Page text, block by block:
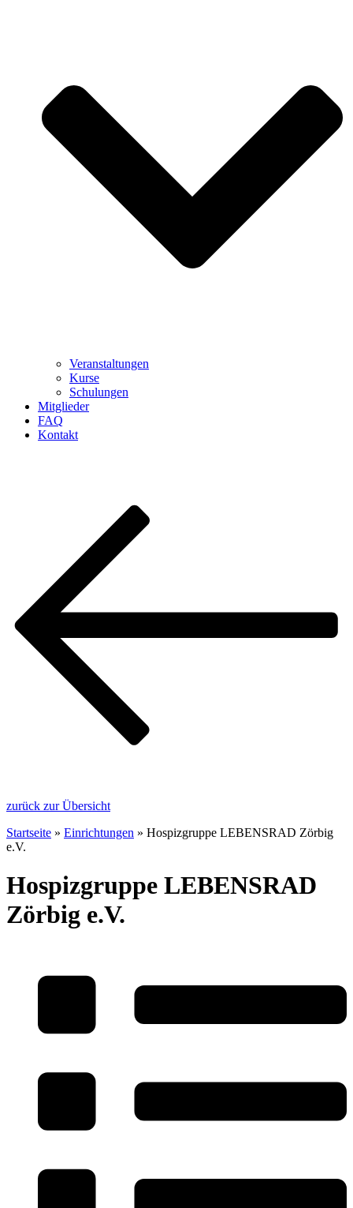
Veranstaltungen
Kurse
Schulungen
Mitglieder
FAQ
Kontakt
zurück zur Übersicht
Startseite » Einrichtungen » Hospizgruppe LEBENSRAD Zörbig
e.V.
Hospizgruppe LEBENSRAD
Zörbig e.V.